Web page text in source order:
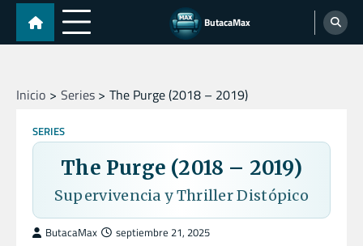
Skip
content
ButacaMax
Inicio Series The Purge (2018 – 2019)
SERIES
The Purge (2018 – 2019)
Supervivencia y Thriller Distópico
ButacaMax septiembre 21, 2025